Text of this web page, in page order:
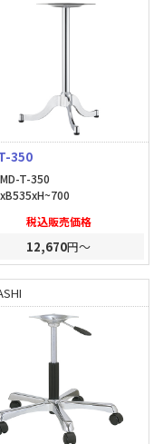
350
T-350
税込販売価格
12,670円～